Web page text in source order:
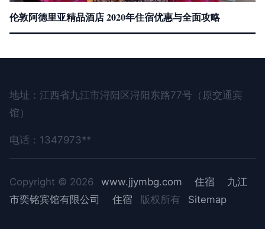
伦敦阿德里亚精品酒店 2020年住宿优惠与全面攻略
地址：江西省九江市浔阳区浔阳东路77号（原交通宾
馆）
电话：1347973**
Copyright © 2026 www.jjymbg.com 住宿
九江
市奕铭宾馆有限公司
住宿 版权所有 Sitemap